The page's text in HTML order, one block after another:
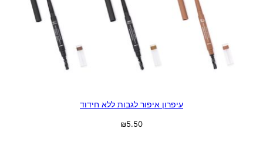
עיפרון איפור לגבות ללא חידוד
₪5.50